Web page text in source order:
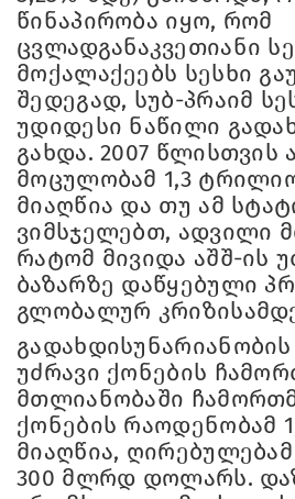
წინაპირობა იყო, რომ
ცვლადგანაკვეთიანი
მოქალაქეებს სესხი
შედეგად, სუბ-პრაიმ
უდიდესი ნაწილი
გახდა. 2007 წლისთვის
მოცულობამ 1,3
მიაღწია და თუ ამ
ვიმსჯელებთ, ადვილი
რატომ მივიდა აშშ-ის
ბაზარზე დაწყებული
გლობალურ
უძრავი ქონების
მთლიანობაში
ქონების რაოდენობამ
მიაღწია,
300 მლრდ დოლარს.